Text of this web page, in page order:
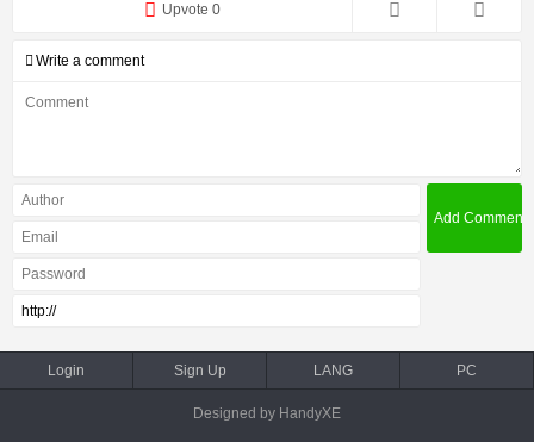
Upvote 0
Write a comment
Login Sign Up LANG PC
Designed by HandyXE